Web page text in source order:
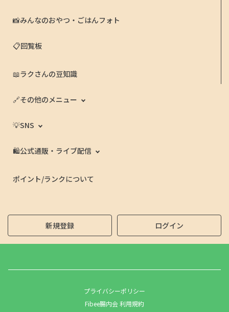
📸みんなのおやつ・ごはんフォト
📋回覧板
📖ラクさんの豆知識
🔗その他のメニュー
💡SNS
🛍️公式通販・ライブ配信
ポイント/ランクについて
新規登録 ログイン
プライバシーポリシー
Fibee腸内会 利用規約